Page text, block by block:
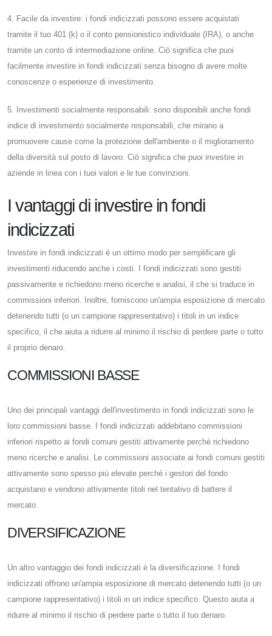
4. Facile da investire: i fondi indicizzati possono essere acquistati
tramite il tuo 401 (k) o il conto pensionistico individuale (IRA), o anche
tramite un conto di intermediazione online. Ciò significa che puoi
facilmente investire in fondi indicizzati senza bisogno di avere molte
conoscenze o esperienze di investimento.
5. Investimenti socialmente responsabili: sono disponibili anche fondi
indice di investimento socialmente responsabili, che mirano a
promuovere cause come la protezione dell'ambiente o il miglioramento
della diversità sul posto di lavoro. Ciò significa che puoi investire in
aziende in linea con i tuoi valori e le tue convinzioni.
I vantaggi di investire in fondi
indicizzati
Investire in fondi indicizzati è un ottimo modo per semplificare gli
investimenti riducendo anche i costi. I fondi indicizzati sono gestiti
passivamente e richiedono meno ricerche e analisi, il che si traduce in
commissioni inferiori. Inoltre, forniscono un'ampia esposizione di mercato
detenendo tutti (o un campione rappresentativo) i titoli in un indice
specifico, il che aiuta a ridurre al minimo il rischio di perdere parte o tutto
il proprio denaro.
COMMISSIONI BASSE
Uno dei principali vantaggi dell'investimento in fondi indicizzati sono le
loro commissioni basse. I fondi indicizzati addebitano commissioni
inferiori rispetto ai fondi comuni gestiti attivamente perché richiedono
meno ricerche e analisi. Le commissioni associate ai fondi comuni gestiti
attivamente sono spesso più elevate perché i gestori del fondo
acquistano e vendono attivamente titoli nel tentativo di battere il
mercato.
DIVERSIFICAZIONE
Un altro vantaggio dei fondi indicizzati è la diversificazione. I fondi
indicizzati offrono un'ampia esposizione di mercato detenendo tutti (o un
campione rappresentativo) i titoli in un indice specifico. Questo aiuta a
ridurre al minimo il rischio di perdere parte o tutto il tuo denaro.